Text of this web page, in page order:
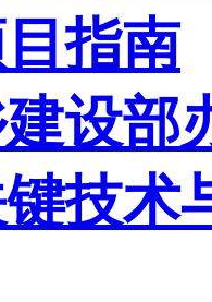
指南
设部
技术